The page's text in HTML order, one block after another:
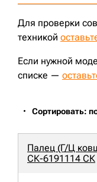
Для проверки
техникой
Если нужной
списке —
Сортировать:
Палец (Г/Ц
СК-6191114 СК